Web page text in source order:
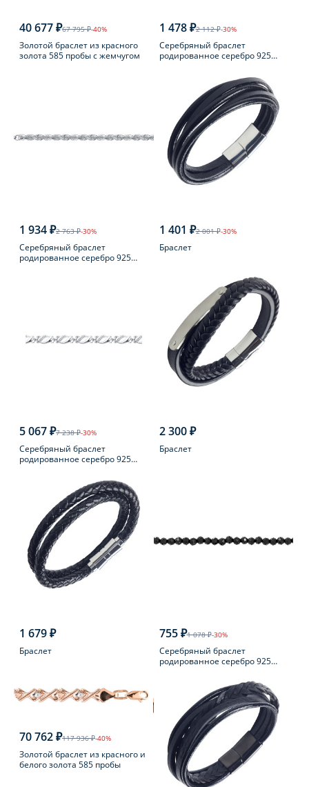
40 677 ₽67 795 ₽-40%
Золотой браслет из красного
золота 585 пробы с жемчугом
1 478 ₽2 112 ₽-30%
Серебряный браслет
родированное серебро 925
1 934 ₽2 763 ₽-30%
Серебряный браслет
родированное серебро 925
1 401 ₽2 001 ₽-30%
Браслет
5 067 ₽7 238 ₽-30%
Серебряный браслет
родированное серебро 925
2 300 ₽
Браслет
1 679 ₽
Браслет
755 ₽1 078 ₽-30%
Серебряный браслет
родированное серебро 925
70 762 ₽117 936 ₽-40%
Золотой браслет из красного и
белого золота 585 пробы